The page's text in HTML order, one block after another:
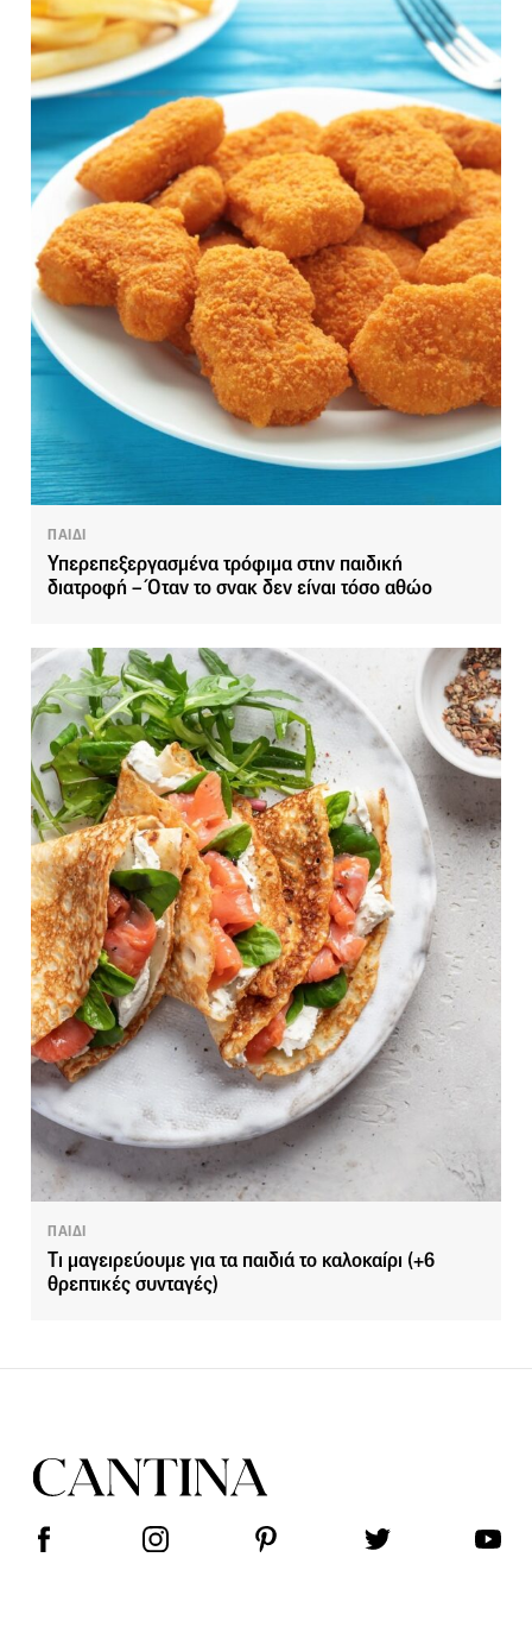
ΠΑΙΔΙ
Υπερεπεξεργασμένα τρόφιμα στην παιδική
διατροφή – Όταν το σνακ δεν είναι τόσο αθώο
ΠΑΙΔΙ
Tι μαγειρεύουμε για τα παιδιά το καλοκαίρι (+6
θρεπτικές συνταγές)